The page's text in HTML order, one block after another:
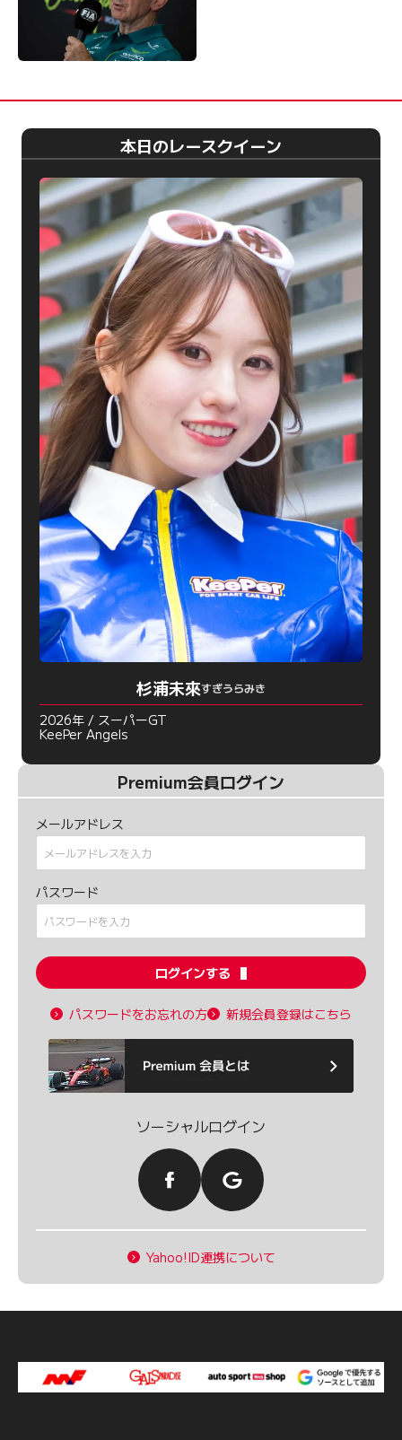
本日のレースクイーン
杉浦未來すぎうらみき
2026年 / スーパーGT
KeePer Angels
Premium会員ログイン
メールアドレス
パスワード
ログインする
パスワードをお忘れの方 新規会員登録はこちら
ソーシャルログイン
Yahoo!ID連携について